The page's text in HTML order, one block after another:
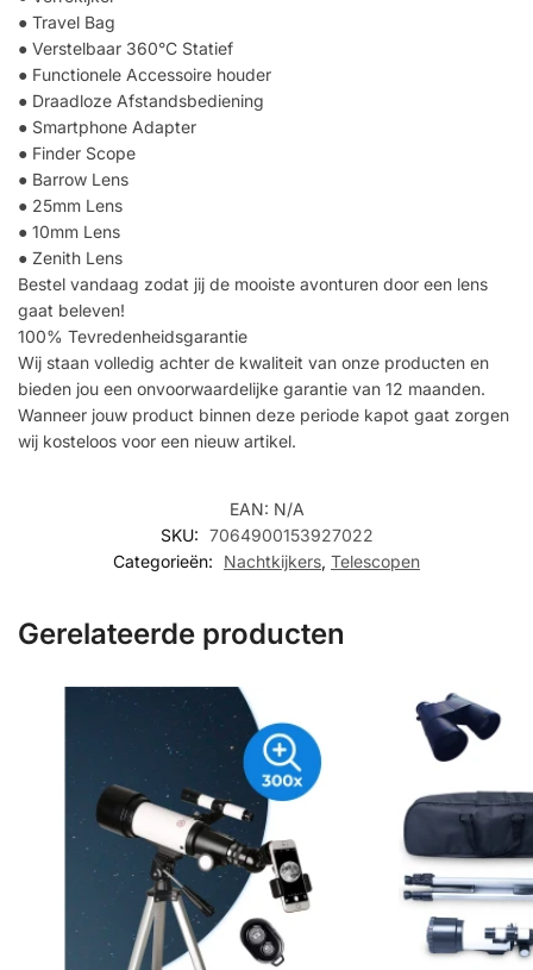
● Travel Bag
● Verstelbaar 360°C Statief
● Functionele Accessoire houder
● Draadloze Afstandsbediening
● Smartphone Adapter
● Finder Scope
● Barrow Lens
● 25mm Lens
● 10mm Lens
● Zenith Lens
Bestel vandaag zodat jij de mooiste avonturen door een lens
gaat beleven!
100% Tevredenheidsgarantie
Wij staan volledig achter de kwaliteit van onze producten en
bieden jou een onvoorwaardelijke garantie van 12 maanden.
Wanneer jouw product binnen deze periode kapot gaat zorgen
wij kosteloos voor een nieuw artikel.
EAN: N/A
SKU: 7064900153927022
Categorieën:
Nachtkijkers, Telescopen
Gerelateerde producten